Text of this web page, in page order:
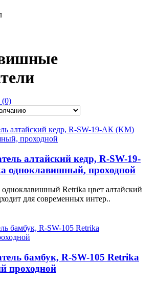
(0)
алтайский кедр, R-SW-19-
одноклавишный, проходной
Retrika цвет алтайский
для современных интер..
бамбук, R-SW-105 Retrika
проходной